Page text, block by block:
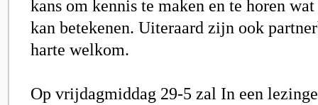
kans om kennis te maken en te horen
kan betekenen. Uiteraard zijn ook
harte welkom.
Op vrijdagmiddag 29-5 zal In een